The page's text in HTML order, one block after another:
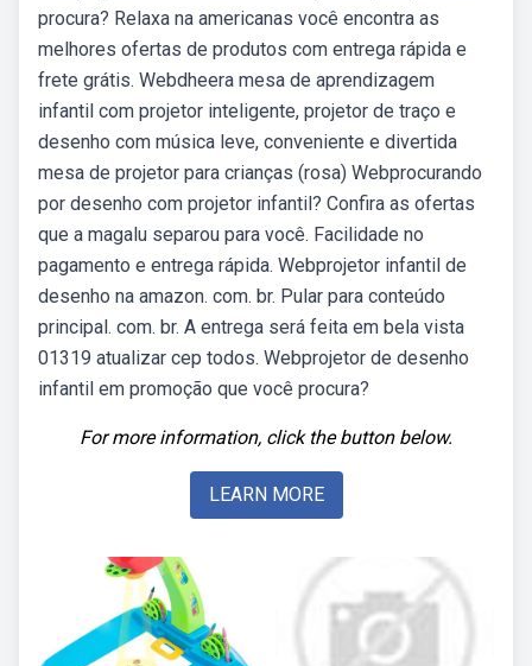
procura? Relaxa na americanas você encontra as
melhores ofertas de produtos com entrega rápida e
frete grátis. Webdheera mesa de aprendizagem
infantil com projetor inteligente, projetor de traço e
desenho com música leve, conveniente e divertida
mesa de projetor para crianças (rosa) Webprocurando
por desenho com projetor infantil? Confira as ofertas
que a magalu separou para você. Facilidade no
pagamento e entrega rápida. Webprojetor infantil de
desenho na amazon. com. br. Pular para conteúdo
principal. com. br. A entrega será feita em bela vista
01319 atualizar cep todos. Webprojetor de desenho
infantil em promoção que você procura?
For more information, click the button below.
LEARN MORE